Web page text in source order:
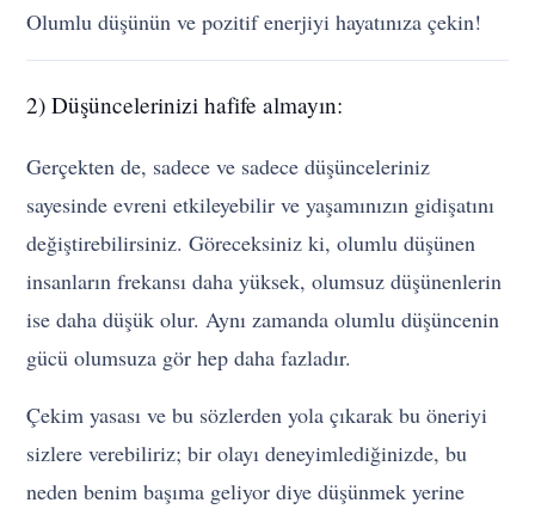
Olumlu düşünün ve pozitif enerjiyi hayatınıza çekin!
2) Düşüncelerinizi hafife almayın:
Gerçekten de, sadece ve sadece düşünceleriniz
sayesinde evreni etkileyebilir ve yaşamınızın gidişatını
değiştirebilirsiniz. Göreceksiniz ki, olumlu düşünen
insanların frekansı daha yüksek, olumsuz düşünenlerin
ise daha düşük olur. Aynı zamanda olumlu düşüncenin
gücü olumsuza gör hep daha fazladır.
Çekim yasası ve bu sözlerden yola çıkarak bu öneriyi
sizlere verebiliriz; bir olayı deneyimlediğinizde, bu
neden benim başıma geliyor diye düşünmek yerine